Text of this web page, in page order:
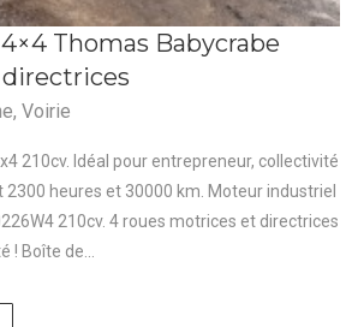
Thomas Babycrabe
directrices
, Voirie
210cv. Idéal pour entrepreneur, collectivité
2300 heures et 30000 km. Moteur industriel
210cv. 4 roues motrices et directrices
! Boîte de...